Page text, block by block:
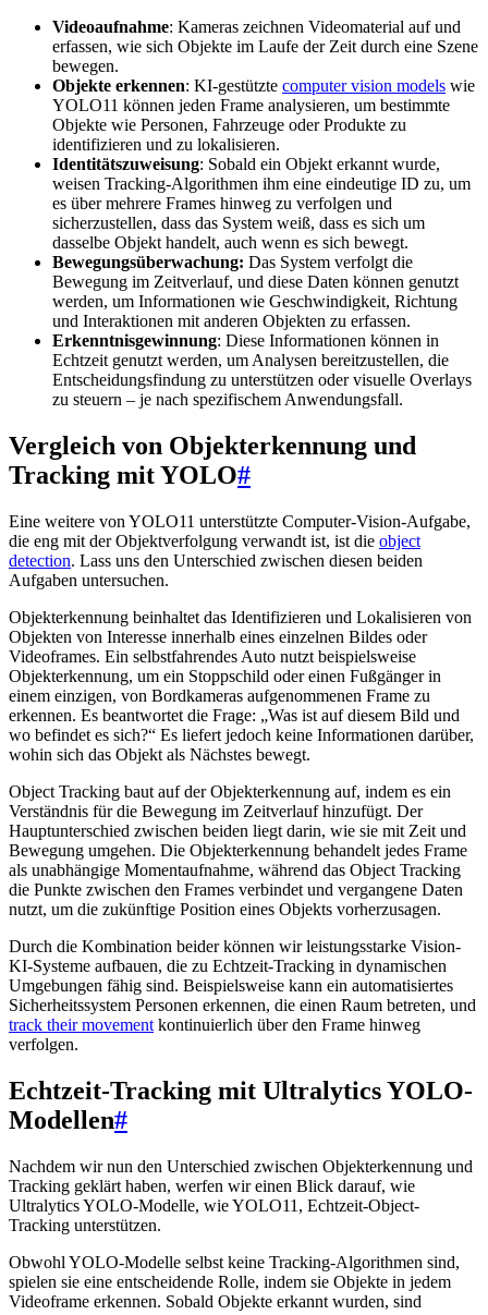
Videoaufnahme: Kameras zeichnen Videomaterial auf und
erfassen, wie sich Objekte im Laufe der Zeit durch eine Szene
bewegen.
Objekte erkennen: KI-gestützte computer vision models wie
YOLO11 können jeden Frame analysieren, um bestimmte
Objekte wie Personen, Fahrzeuge oder Produkte zu
identifizieren und zu lokalisieren.
Identitätszuweisung: Sobald ein Objekt erkannt wurde,
weisen Tracking-Algorithmen ihm eine eindeutige ID zu, um
es über mehrere Frames hinweg zu verfolgen und
sicherzustellen, dass das System weiß, dass es sich um
dasselbe Objekt handelt, auch wenn es sich bewegt.
Bewegungsüberwachung: Das System verfolgt die
Bewegung im Zeitverlauf, und diese Daten können genutzt
werden, um Informationen wie Geschwindigkeit, Richtung
und Interaktionen mit anderen Objekten zu erfassen.
Erkenntnisgewinnung: Diese Informationen können in
Echtzeit genutzt werden, um Analysen bereitzustellen, die
Entscheidungsfindung zu unterstützen oder visuelle Overlays
zu steuern – je nach spezifischem Anwendungsfall.
Vergleich von Objekterkennung und
Tracking mit YOLO#
Eine weitere von YOLO11 unterstützte Computer-Vision-Aufgabe,
die eng mit der Objektverfolgung verwandt ist, ist die object
detection. Lass uns den Unterschied zwischen diesen beiden
Aufgaben untersuchen.
Objekterkennung beinhaltet das Identifizieren und Lokalisieren von
Objekten von Interesse innerhalb eines einzelnen Bildes oder
Videoframes. Ein selbstfahrendes Auto nutzt beispielsweise
Objekterkennung, um ein Stoppschild oder einen Fußgänger in
einem einzigen, von Bordkameras aufgenommenen Frame zu
erkennen. Es beantwortet die Frage: „Was ist auf diesem Bild und
wo befindet es sich?“ Es liefert jedoch keine Informationen darüber,
wohin sich das Objekt als Nächstes bewegt.
Object Tracking baut auf der Objekterkennung auf, indem es ein
Verständnis für die Bewegung im Zeitverlauf hinzufügt. Der
Hauptunterschied zwischen beiden liegt darin, wie sie mit Zeit und
Bewegung umgehen. Die Objekterkennung behandelt jedes Frame
als unabhängige Momentaufnahme, während das Object Tracking
die Punkte zwischen den Frames verbindet und vergangene Daten
nutzt, um die zukünftige Position eines Objekts vorherzusagen.
Durch die Kombination beider können wir leistungsstarke Vision-
KI-Systeme aufbauen, die zu Echtzeit-Tracking in dynamischen
Umgebungen fähig sind. Beispielsweise kann ein automatisiertes
Sicherheitssystem Personen erkennen, die einen Raum betreten, und
track their movement kontinuierlich über den Frame hinweg
verfolgen.
Echtzeit-Tracking mit Ultralytics YOLO-
Modellen#
Nachdem wir nun den Unterschied zwischen Objekterkennung und
Tracking geklärt haben, werfen wir einen Blick darauf, wie
Ultralytics YOLO-Modelle, wie YOLO11, Echtzeit-Object-
Tracking unterstützen.
Obwohl YOLO-Modelle selbst keine Tracking-Algorithmen sind,
spielen sie eine entscheidende Rolle, indem sie Objekte in jedem
Videoframe erkennen. Sobald Objekte erkannt wurden, sind